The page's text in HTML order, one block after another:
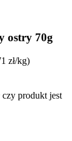
ostry 70g
zł/kg)
produkt jest